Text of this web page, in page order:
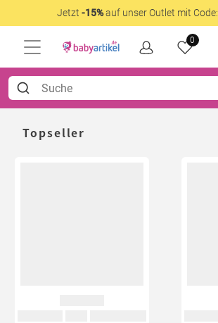
Jetzt -15%auf unser Outlet mit Code:
0
Topseller